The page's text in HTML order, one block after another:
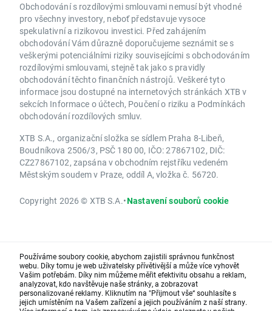
Obchodování s rozdílovými smlouvami nemusí být vhodné
pro všechny investory, neboť představuje vysoce
spekulativní a rizikovou investici. Před zahájením
obchodování Vám důrazně doporučujeme seznámit se s
veškerými potenciálními riziky souvisejícími s obchodováním
rozdílovými smlouvami, stejně tak jako s pravidly
obchodování těchto finančních nástrojů. Veškeré tyto
informace jsou dostupné na internetových stránkách XTB v
sekcích Informace o účtech, Poučení o riziku a Podmínkách
obchodování rozdílových smluv.
XTB S.A., organizační složka se sídlem Praha 8-Libeň,
Boudníkova 2506/3, PSČ 180 00, IČO: 27867102, DIČ:
CZ27867102, zapsána v obchodním rejstříku vedeném
Městským soudem v Praze, oddíl A, vložka č. 56720.
Copyright 2026 © XTB S.A.•Nastavení souborů cookie
Používáme soubory cookie, abychom zajistili správnou funkčnost
webu. Díky tomu je web uživatelsky přívětivější a může více vyhovět
Vašim potřebám. Díky nim můžeme měřit efektivitu obsahu a reklam,
analyzovat, kdo navštěvuje naše stránky, a zobrazovat
personalizované reklamy. Kliknutím na "Přijmout vše“ souhlasíte s
jejich umístěním na Vašem zařízení a jejich používáním z naší strany.